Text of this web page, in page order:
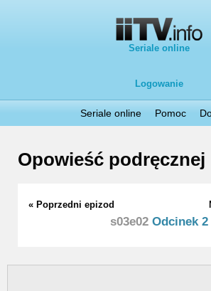
Seriale online
Logowanie
Seriale online Pomoc
Opowieść podręcznej
« Poprzedni epizod
s03e02 Odcinek 2